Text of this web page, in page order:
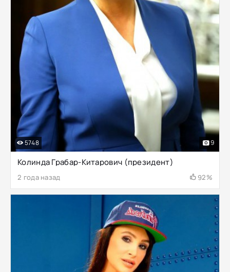
Колинда Грабар-Китарович (президент)
2 года назад 92%
5748 9